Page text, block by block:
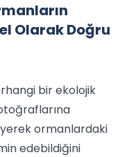
Olarak Doğru
bir ekolojik
ormanlardaki
edebildiğini